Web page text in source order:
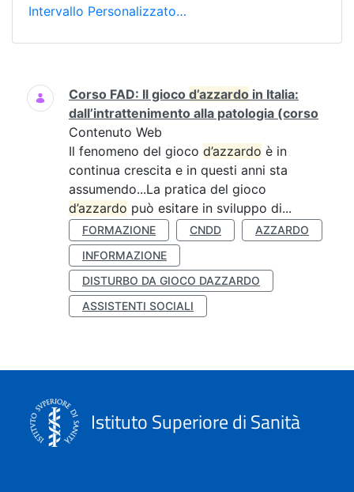
Intervallo Personalizzato…
Ricerca
Corso FAD: Il gioco d’azzardo in Italia:
dall’intrattenimento alla patologia (corso
Contenuto Web
Il fenomeno del gioco d’azzardo è in
continua crescita e in questi anni sta
assumendo...La pratica del gioco
d’azzardo può esitare in sviluppo di...
FORMAZIONE CNDD
AZZARDO
INFORMAZIONE
DISTURBO DA GIOCO DAZZARDO
ASSISTENTI SOCIALI
Istituto Superiore di Sanità